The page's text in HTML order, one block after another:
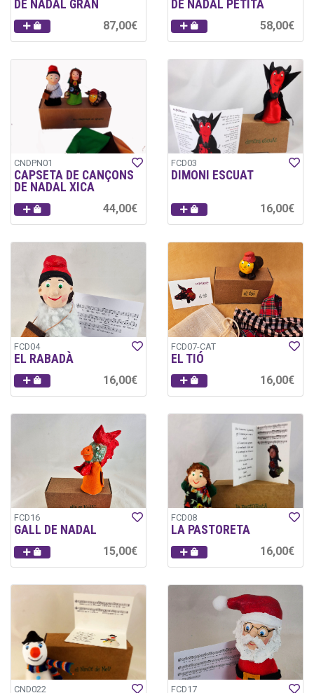
DE NADAL GRAN
87,00€
DE NADAL PETITA
58,00€
CNDPN01
CAPSETA DE CANÇONS
DE NADAL XICA
44,00€
FCD03
DIMONI ESCUAT
16,00€
FCD04
EL RABADÀ
16,00€
FCD07-CAT
EL TIÓ
16,00€
FCD16
GALL DE NADAL
15,00€
FCD08
LA PASTORETA
16,00€
CND022 FCD17